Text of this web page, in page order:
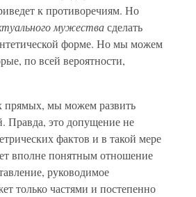
к противоречиям. Но
мужествасделать
форме. Но мы можем
по всей вероятности,
прямых, мы можем развить
Правда, это допущение не
фактов и в такой мере
вполне понятным отношение
руководимое
только частями и постепенно